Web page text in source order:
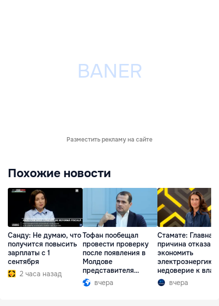
Разместить рекламу на сайте
Похожие новости
Санду: Не думаю, что
получится повысить
зарплаты с 1
сентября
2 часа назад
Тофан пообещал
провести проверку
после появления в
Молдове
представителя
Южной Осетии
вчера
Стамате: Главная
причина отказа
экономить
электроэнергию
недоверие к
вчера